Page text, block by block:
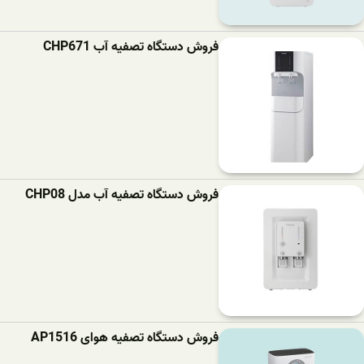
فروش دستگاه تصفیه آب CHP671
فروش دستگاه تصفیه آب مدل CHP08
فروش دستگاه تصفیه هوای AP1516